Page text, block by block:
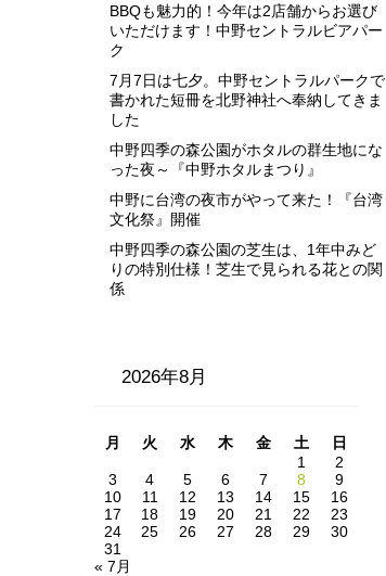
BBQも魅力的！今年は2店舗からお選び
いただけます！中野セントラルビアパー
ク
7月7日は七夕。中野セントラルパークで
書かれた短冊を北野神社へ奉納してきま
した
中野四季の森公園がホタルの群生地にな
った夜～『中野ホタルまつり』
中野に台湾の夜市がやって来た！『台湾
文化祭』開催
中野四季の森公園の芝生は、1年中みど
りの特別仕様！芝生で見られる花との関
係
2026年8月
月 火 水 木 金 土
日
1
2
3
4 5 6 7 8
9
10
11 12 13 14 15
16
17
18 19 20 21 22
23
24
25 26 27 28 29
30
31
« 7月